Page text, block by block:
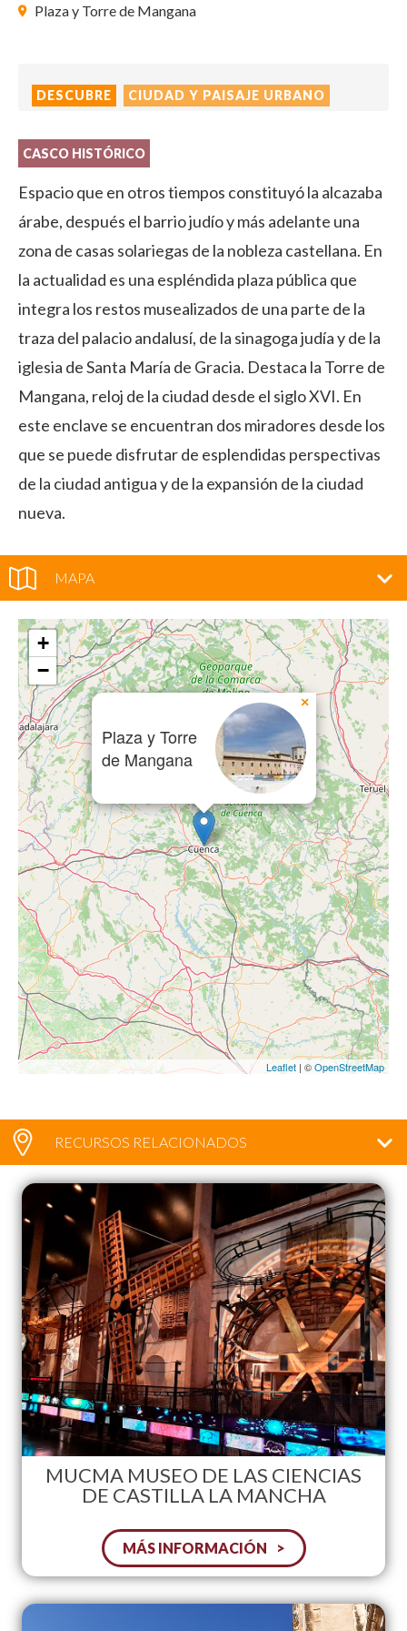
Plaza y Torre de Mangana
DESCUBRE CIUDAD Y PAISAJE URBANO
CASCO HISTÓRICO
Espacio que en otros tiempos constituyó la alcazaba
árabe, después el barrio judío y más adelante una
zona de casas solariegas de la nobleza castellana. En
la actualidad es una espléndida plaza pública que
integra los restos musealizados de una parte de la
traza del palacio andalusí, de la sinagoga judía y de la
iglesia de Santa María de Gracia. Destaca la Torre de
Mangana, reloj de la ciudad desde el siglo XVI. En
este enclave se encuentran dos miradores desde los
que se puede disfrutar de esplendidas perspectivas
de la ciudad antigua y de la expansión de la ciudad
nueva.
MAPA
Plaza y Torre
de Mangana
×
+
−
Leaflet | ©OpenStreetMap
RECURSOS RELACIONADOS
MUCMA MUSEO DE LAS CIENCIAS
DE CASTILLA LA MANCHA
MÁS INFORMACIÓN